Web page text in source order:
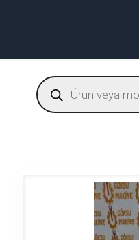
Products
search